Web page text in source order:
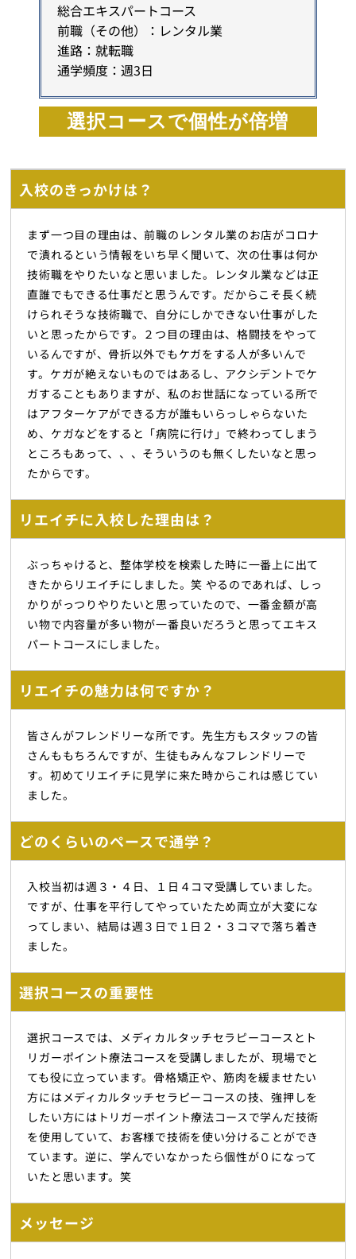
総合エキスパートコース
前職（その他）：レンタル業
進路：就転職
通学頻度：週3日
選択コースで個性が倍増
入校のきっかけは？
まず一つ目の理由は、前職のレンタル業のお店がコロナ
で潰れるという情報をいち早く聞いて、次の仕事は何か
技術職をやりたいなと思いました。レンタル業などは正
直誰でもできる仕事だと思うんです。だからこそ長く続
けられそうな技術職で、自分にしかできない仕事がした
いと思ったからです。２つ目の理由は、格闘技をやって
いるんですが、骨折以外でもケガをする人が多いんで
す。ケガが絶えないものではあるし、アクシデントでケ
ガすることもありますが、私のお世話になっている所で
はアフターケアができる方が誰もいらっしゃらないた
め、ケガなどをすると「病院に行け」で終わってしまう
ところもあって、、、そういうのも無くしたいなと思っ
たからです。
リエイチに入校した理由は？
ぶっちゃけると、整体学校を検索した時に一番上に出て
きたからリエイチにしました。笑 やるのであれば、しっ
かりがっつりやりたいと思っていたので、一番金額が高
い物で内容量が多い物が一番良いだろうと思ってエキス
パートコースにしました。
リエイチの魅力は何ですか？
皆さんがフレンドリーな所です。先生方もスタッフの皆
さんももちろんですが、生徒もみんなフレンドリーで
す。初めてリエイチに見学に来た時からこれは感じてい
ました。
どのくらいのペースで通学？
入校当初は週３・４日、１日４コマ受講していました。
ですが、仕事を平行してやっていたため両立が大変にな
ってしまい、結局は週３日で１日２・３コマで落ち着き
ました。
選択コースの重要性
選択コースでは、メディカルタッチセラピーコースとト
リガーポイント療法コースを受講しましたが、現場でと
ても役に立っています。骨格矯正や、筋肉を緩ませたい
方にはメディカルタッチセラピーコースの技、強押しを
したい方にはトリガーポイント療法コースで学んだ技術
を使用していて、お客様で技術を使い分けることができ
ています。逆に、学んでいなかったら個性が０になって
いたと思います。笑
メッセージ